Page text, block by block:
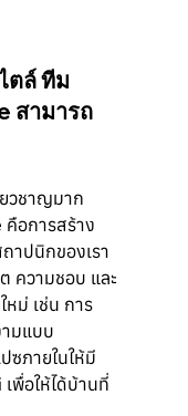
ตล์ ทีม
สามารถ
ยวชาญมาก
คือการสร้าง
าปนิกของเรา
ความชอบ และ
ม่ เช่น การ
มแบบ
ซภายในให้มี
พื่อให้ได้บ้านที่